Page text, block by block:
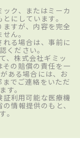
ク、またはミーカ
にしています。
すが、内容を完全
ん。
る場合は、事前に
ください。
、株式会社ギミッ
の賠償の責任を一
ある場合には、お
でご連絡をいただ
す。
利用可能な医療機
情報提供のもと、
。